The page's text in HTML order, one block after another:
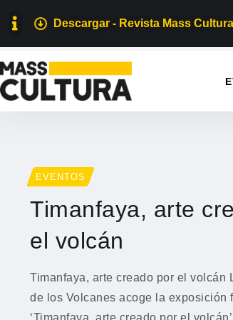
Descargar - Revista Mass Cultura
EVENTOS
Timanfaya, arte
el volcán
Timanfaya, arte creado por el volcán
de los Volcanes acoge la exposición